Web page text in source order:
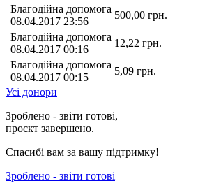
Благодійна допомога
08.04.2017 23:56
500,00 грн.
Благодійна допомога
08.04.2017 00:16
12,22 грн.
Благодійна допомога
08.04.2017 00:15
5,09 грн.
Усі донори
Зроблено - звіти готові,
проєкт завершено.
Спасибі вам за вашу підтримку!
Зроблено - звіти готові